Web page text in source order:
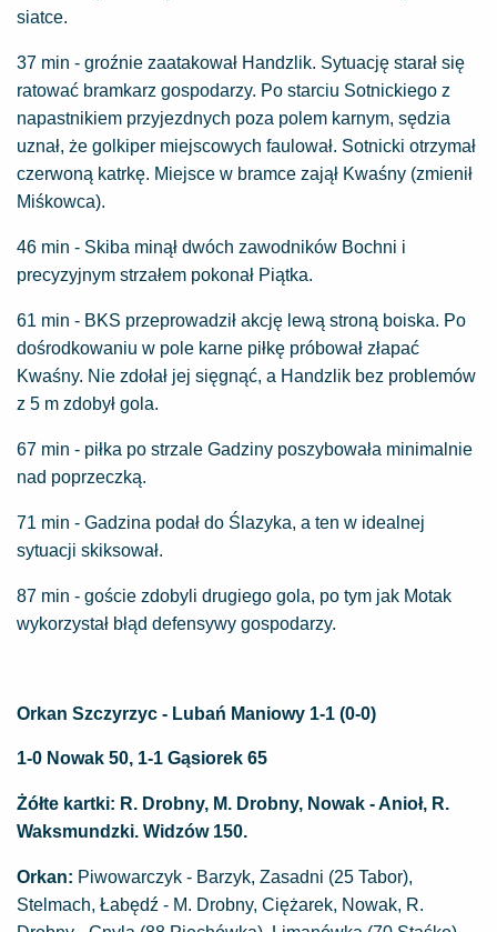
siatce.
37 min - groźnie zaatakował Handzlik. Sytuację starał się
ratować bramkarz gospodarzy. Po starciu Sotnickiego z
napastnikiem przyjezdnych poza polem karnym, sędzia
uznał, że golkiper miejscowych faulował. Sotnicki otrzymał
czerwoną katrkę. Miejsce w bramce zajął Kwaśny (zmienił
Miśkowca).
46 min - Skiba minął dwóch zawodników Bochni i
precyzyjnym strzałem pokonał Piątka.
61 min - BKS przeprowadził akcję lewą stroną boiska. Po
dośrodkowaniu w pole karne piłkę próbował złapać
Kwaśny. Nie zdołał jej sięgnąć, a Handzlik bez problemów
z 5 m zdobył gola.
67 min - piłka po strzale Gadziny poszybowała minimalnie
nad poprzeczką.
71 min - Gadzina podał do Ślazyka, a ten w idealnej
sytuacji skiksował.
87 min - goście zdobyli drugiego gola, po tym jak Motak
wykorzystał błąd defensywy gospodarzy.
Orkan Szczyrzyc - Lubań Maniowy 1-1 (0-0)
1-0 Nowak 50, 1-1 Gąsiorek 65
Żółte kartki: R. Drobny, M. Drobny, Nowak - Anioł, R.
Waksmundzki. Widzów 150.
Orkan: Piwowarczyk - Barzyk, Zasadni (25 Tabor),
Stelmach, Łabędź - M. Drobny, Ciężarek, Nowak, R.